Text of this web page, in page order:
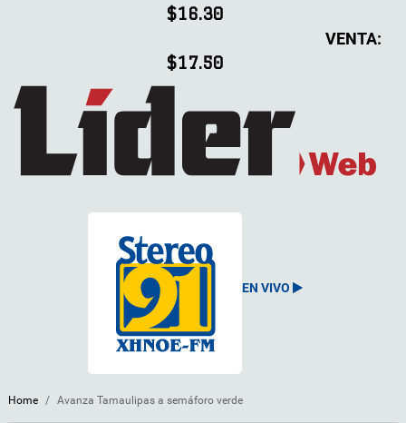
$16.30
VENTA:
$17.50
EN VIVO
Home / Avanza Tamaulipas a semáforo verde